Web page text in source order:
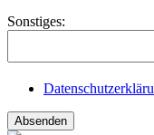
Sonstiges:
Absenden